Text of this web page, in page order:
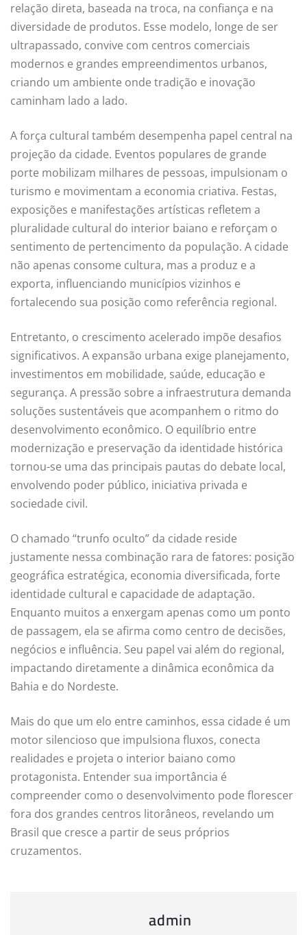
relação direta, baseada na troca, na confiança e na
diversidade de produtos. Esse modelo, longe de ser
ultrapassado, convive com centros comerciais
modernos e grandes empreendimentos urbanos,
criando um ambiente onde tradição e inovação
caminham lado a lado.
A força cultural também desempenha papel central na
projeção da cidade. Eventos populares de grande
porte mobilizam milhares de pessoas, impulsionam o
turismo e movimentam a economia criativa. Festas,
exposições e manifestações artísticas refletem a
pluralidade cultural do interior baiano e reforçam o
sentimento de pertencimento da população. A cidade
não apenas consome cultura, mas a produz e a
exporta, influenciando municípios vizinhos e
fortalecendo sua posição como referência regional.
Entretanto, o crescimento acelerado impõe desafios
significativos. A expansão urbana exige planejamento,
investimentos em mobilidade, saúde, educação e
segurança. A pressão sobre a infraestrutura demanda
soluções sustentáveis que acompanhem o ritmo do
desenvolvimento econômico. O equilíbrio entre
modernização e preservação da identidade histórica
tornou-se uma das principais pautas do debate local,
envolvendo poder público, iniciativa privada e
sociedade civil.
O chamado “trunfo oculto” da cidade reside
justamente nessa combinação rara de fatores: posição
geográfica estratégica, economia diversificada, forte
identidade cultural e capacidade de adaptação.
Enquanto muitos a enxergam apenas como um ponto
de passagem, ela se afirma como centro de decisões,
negócios e influência. Seu papel vai além do regional,
impactando diretamente a dinâmica econômica da
Bahia e do Nordeste.
Mais do que um elo entre caminhos, essa cidade é um
motor silencioso que impulsiona fluxos, conecta
realidades e projeta o interior baiano como
protagonista. Entender sua importância é
compreender como o desenvolvimento pode florescer
fora dos grandes centros litorâneos, revelando um
Brasil que cresce a partir de seus próprios
cruzamentos.
admin